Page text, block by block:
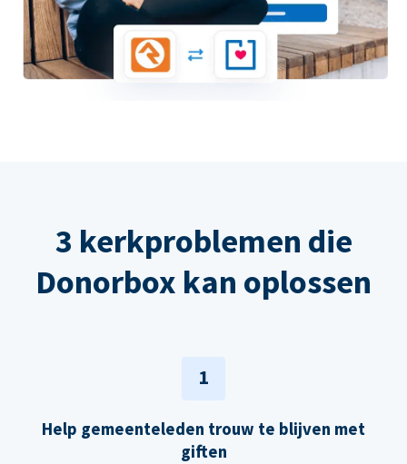
3 kerkproblemen die
Donorbox kan oplossen
1
Help gemeenteleden trouw te blijven met
giften